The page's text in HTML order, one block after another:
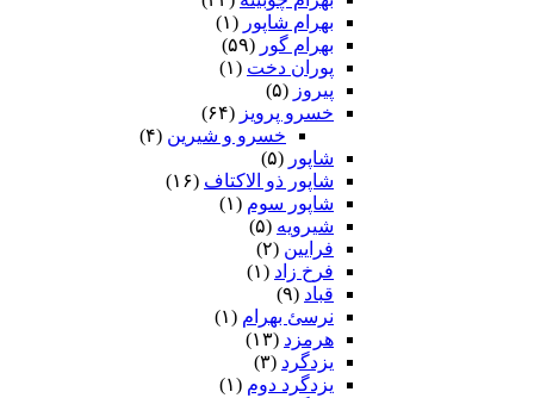
بهرام شاپور (۱)
بهرام گور (۵۹)
پوران دخت (۱)
پیروز (۵)
خسرو پرویز (۶۴)
خسرو و شیرین (۴)
شاپور (۵)
شاپور ذو الاکتاف (۱۶)
شاپور سوم‏ (۱)
شیرویه (۵)
فرایین (۲)
فرخ زاد (۱)
قباد (۹)
نرسئ بهرام‏ (۱)
هرمزد (۱۳)
یزدگرد (۳)
یزدگرد دوم (۱)